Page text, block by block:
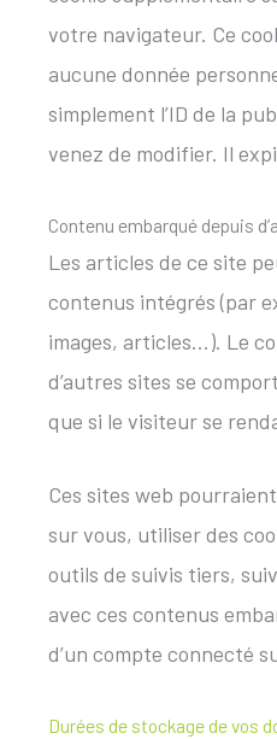
votre navigateur. Ce
aucune donnée
simplement l’ID de la
venez de modifier. Il
Contenu embarqué depuis
Les articles de ce site
contenus intégrés (par
images, articles…). Le
d’autres sites se
que si le visiteur se
Ces sites web
sur vous, utiliser des
outils de suivis tiers,
avec ces contenus
d’un compte connecté
Durées de stockage de vos